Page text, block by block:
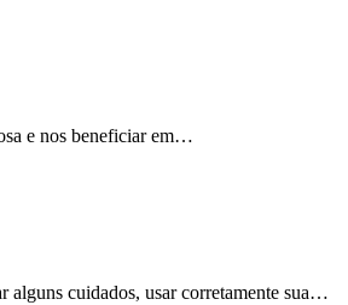
e nos beneficiar em…
alguns cuidados, usar corretamente sua…